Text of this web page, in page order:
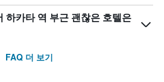
하카타 역 부근 괜찮은 호텔은
FAQ 더 보기